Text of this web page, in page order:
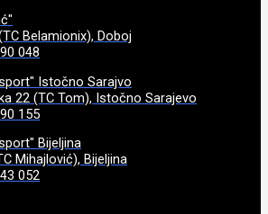
Belamionix), Doboj
048
Istočno Sarajvo
22 (TC Tom), Istočno Sarajevo
155
Bijeljina
Mihajlović), Bijeljina
052